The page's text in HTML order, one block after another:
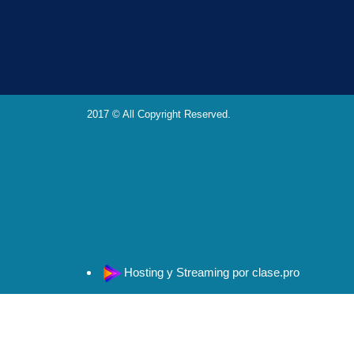
2017 © All Copyright Reserved.
Hosting y Streaming por clase.pro